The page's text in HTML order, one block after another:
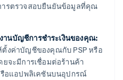
ารตรวจสอบยืนยันข้อมูลที่คุณ
านบัญชีการชำระเงินของคุณ:
ตั้งค่าบัญชีของคุณกับ PSP หรือ
ยจะมีการเชื่อมต่อร้านค้า
รือแอปพลิเคชันบนอุปกรณ์